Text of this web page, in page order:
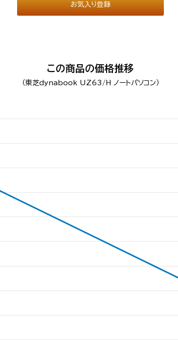
お気入り登録
この商品の価格推移
（東芝dynabook UZ63/H ノートパソコン）